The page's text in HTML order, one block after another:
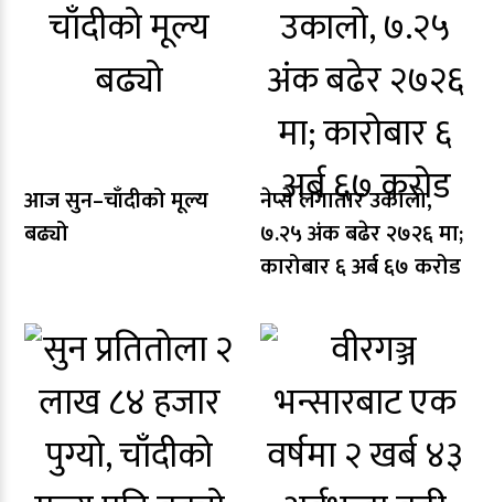
आज सुन–चाँदीको मूल्य
बढ्यो
नेप्से लगातार उकालो,
७.२५ अंक बढेर २७२६ मा;
कारोबार ६ अर्ब ६७ करोड